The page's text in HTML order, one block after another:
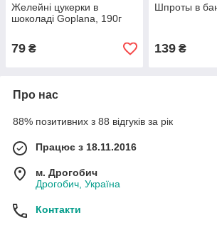
Желейні цукерки в
шоколаді Goplana, 190г
79 ₴
Шпроты в
139₴
Про нас
88% позитивних з 88 відгуків за рік
Працює з 18.11.2016
м. Дрогобич
Дрогобич, Україна
Контакти